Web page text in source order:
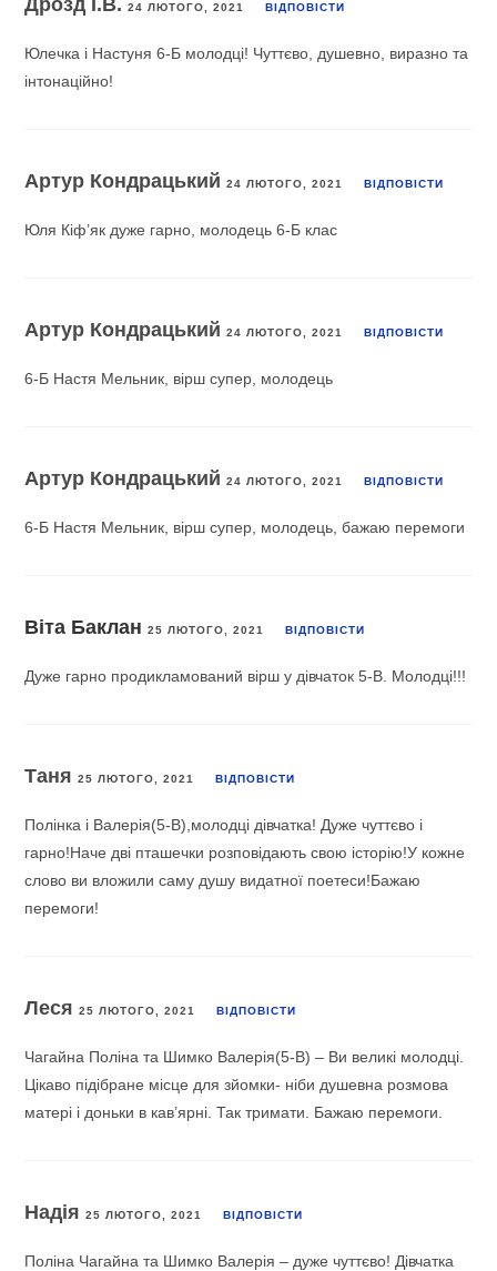
Дрозд І.В.24 ЛЮТОГО, 2021 ВІДПОВІCТИ
Юлечка і Настуня 6-Б молодці! Чуттєво, душевно, виразно та
інтонаційно!
Артур Кондрацький24 ЛЮТОГО, 2021 ВІДПОВІCТИ
Юля Кіф’як дуже гарно, молодець 6-Б клас
Артур Кондрацький24 ЛЮТОГО, 2021 ВІДПОВІCТИ
6-Б Настя Мельник, вірш супер, молодець
Артур Кондрацький24 ЛЮТОГО, 2021 ВІДПОВІCТИ
6-Б Настя Мельник, вірш супер, молодець, бажаю перемоги
Віта Баклан 25 ЛЮТОГО, 2021 ВІДПОВІCТИ
Дуже гарно продикламований вірш у дівчаток 5-В. Молодці!!!
Таня25 ЛЮТОГО, 2021 ВІДПОВІCТИ
Полінка і Валерія(5-В),молодці дівчатка! Дуже чуттєво і
гарно!Наче дві пташечки розповідають свою історію!У кожне
слово ви вложили саму душу видатної поетеси!Бажаю
перемоги!
Леся25 ЛЮТОГО, 2021 ВІДПОВІCТИ
Чагайна Поліна та Шимко Валерія(5-В) – Ви великі молодці.
Цікаво підібране місце для зйомки- ніби душевна розмова
матері і доньки в кав’ярні. Так тримати. Бажаю перемоги.
Надія25 ЛЮТОГО, 2021 ВІДПОВІCТИ
Поліна Чагайна та Шимко Валерія – дуже чуттєво! Дівчатка